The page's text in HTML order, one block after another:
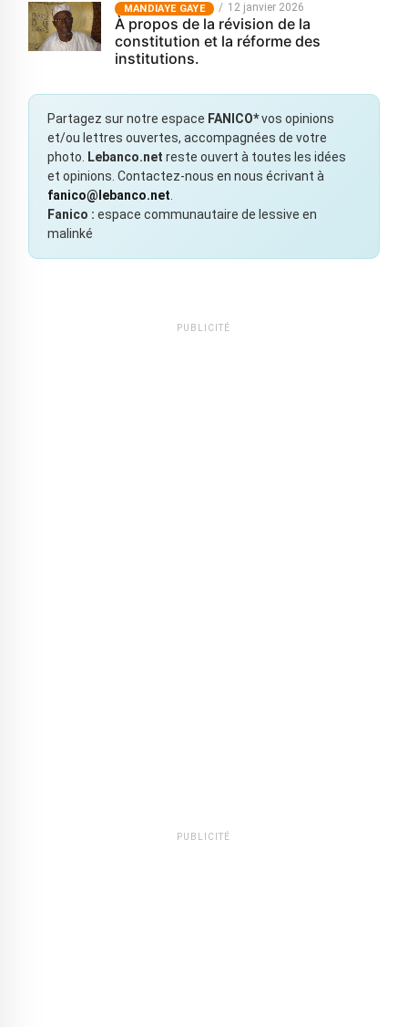
MANDIAYE GAYE 12 janvier 2026
À propos de la révision de la
constitution et la réforme des
institutions.
Partagez sur notre espace FANICO*vos opinions
et/ou lettres ouvertes, accompagnées de votre
photo.
Lebanco.net reste ouvert à toutes les idées
et opinions. Contactez-nous en nous écrivant à
fanico@lebanco.net
Fanico : espace communautaire de lessive en
malinké
PUBLICITÉ
PUBLICITÉ